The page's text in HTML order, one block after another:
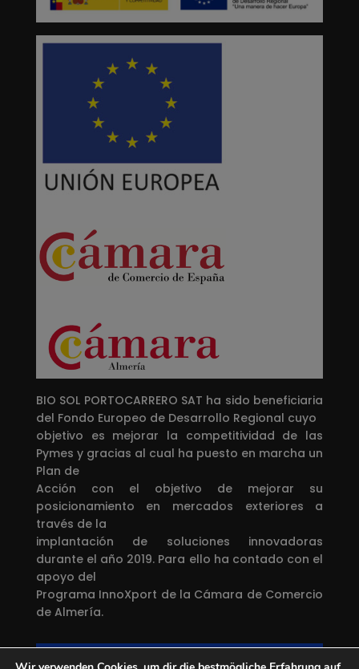
BIO SOL PORTOCARRERO SAT ha sido beneficiaria
del Fondo Europeo de Desarrollo Regional cuyo
objetivo es mejorar la competitividad de las
Pymes y gracias al cual ha puesto en marcha un
Plan de
Acción con el objetivo de mejorar su
posicionamiento en mercados exteriores a
través de la
implantación de soluciones innovadoras
durante el año 2019. Para ello ha contado con el
apoyo del
Programa InnoXport de la Cámara de Comercio
de Almería.
Una manera de hacer Europa